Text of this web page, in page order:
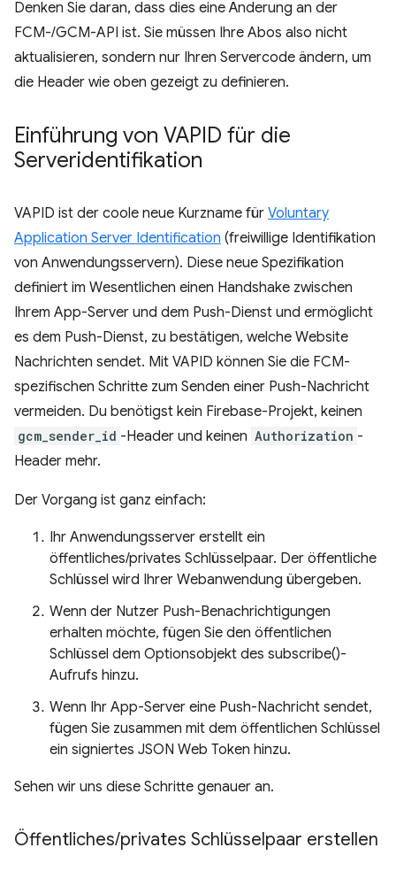
Denken Sie daran, dass dies eine Änderung an der
FCM-/GCM-API ist. Sie müssen Ihre Abos also nicht
aktualisieren, sondern nur Ihren Servercode ändern, um
die Header wie oben gezeigt zu definieren.
Einführung von VAPID für die
Serveridentifikation
VAPID ist der coole neue Kurzname für Voluntary
Application Server Identification (freiwillige Identifikation
von Anwendungsservern). Diese neue Spezifikation
definiert im Wesentlichen einen Handshake zwischen
Ihrem App-Server und dem Push-Dienst und ermöglicht
es dem Push-Dienst, zu bestätigen, welche Website
Nachrichten sendet. Mit VAPID können Sie die FCM-
spezifischen Schritte zum Senden einer Push-Nachricht
vermeiden. Du benötigst kein Firebase-Projekt, keinen
gcm_sender_id -Header und keinen Authorization -
Header mehr.
Der Vorgang ist ganz einfach:
Ihr Anwendungsserver erstellt ein
öffentliches/privates Schlüsselpaar. Der öffentliche
Schlüssel wird Ihrer Webanwendung übergeben.
Wenn der Nutzer Push-Benachrichtigungen
erhalten möchte, fügen Sie den öffentlichen
Schlüssel dem Optionsobjekt des subscribe()-
Aufrufs hinzu.
Wenn Ihr App-Server eine Push-Nachricht sendet,
fügen Sie zusammen mit dem öffentlichen Schlüssel
ein signiertes JSON Web Token hinzu.
Sehen wir uns diese Schritte genauer an.
Öffentliches/privates Schlüsselpaar erstellen